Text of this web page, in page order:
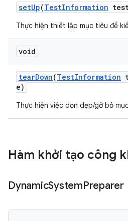
setUp(TestInformation
Thực hiện thiết lập mục tiêu để
void
tearDown(TestInformation
e)
Thực hiện việc dọn dẹp/gỡ bỏ
Hàm khởi tạo công
DynamicSystemPreparer